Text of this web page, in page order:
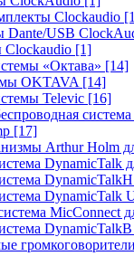
Clockaudio
USB
Clockaudio [1]
«Октава» [14]
OKTAVA [14]
Televic [16]
[17]
Arthur Holm
DynamicTalk
DynamicTalk
MicConnect